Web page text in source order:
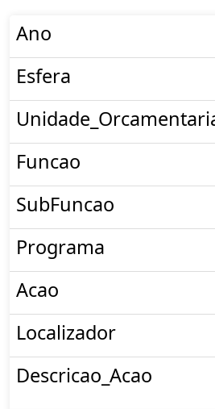
Ano
Esfera
Funcao
SubFuncao
Programa
Acao
Localizador
Descricao_Acao